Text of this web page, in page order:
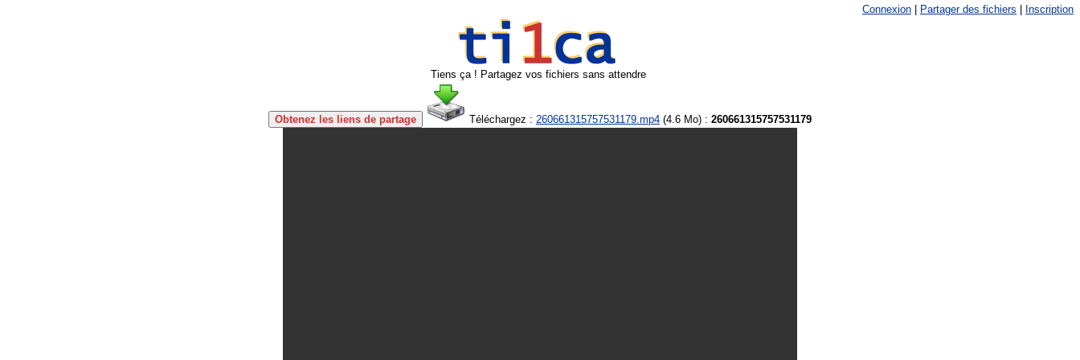
Connexion Partager des fichiers Inscription
Tiens ça ! Partagez vos fichiers sans attendre
Obtenez les liens de partage Téléchargez : 260661315757531179.mp4 (4.6 Mo) : 260661315757531179